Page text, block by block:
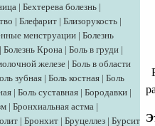
| Бехтерева болезнь |
| Блефарит | Близорукость |
менструации | Болезнь
| Болезнь Крона | Боль в груди |
железе | Боль в области
зубная | Боль костная | Боль
| Боль суставная | Бородавки |
| Бронхиальная астма |
| Бронхит | Бруцеллез | Бурсит